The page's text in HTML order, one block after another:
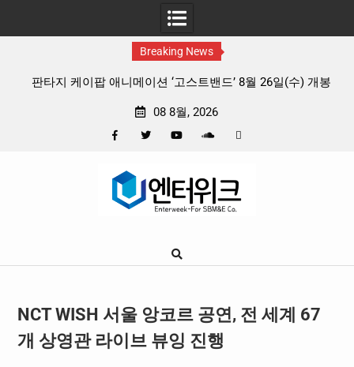
Breaking News
판타지 케이팝 애니메이션 ‘고스트밴드’ 8월 26일(수) 개봉
08 8월, 2026
Google
NCT WISH 서울 앙코르 공연, 전 세계 67
개 상영관 라이브 뷰잉 진행